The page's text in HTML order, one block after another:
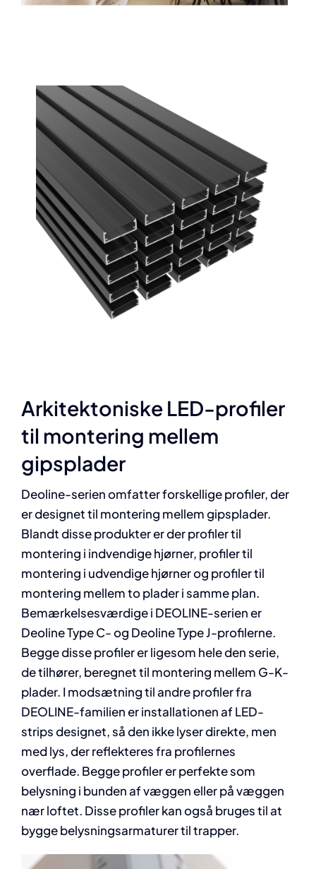
Arkitektoniske LED-profiler
til montering mellem
gipsplader
Deoline-serien omfatter forskellige profiler, der
er designet til montering mellem gipsplader.
Blandt disse produkter er der profiler til
montering i indvendige hjørner, profiler til
montering i udvendige hjørner og profiler til
montering mellem to plader i samme plan.
Bemærkelsesværdige i DEOLINE-serien er
Deoline Type C- og Deoline Type J-profilerne.
Begge disse profiler er ligesom hele den serie,
de tilhører, beregnet til montering mellem G-K-
plader. I modsætning til andre profiler fra
DEOLINE-familien er installationen af LED-
strips designet, så den ikke lyser direkte, men
med lys, der reflekteres fra profilernes
overflade. Begge profiler er perfekte som
belysning i bunden af væggen eller på væggen
nær loftet. Disse profiler kan også bruges til at
bygge belysningsarmaturer til trapper.